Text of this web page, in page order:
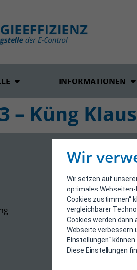
Wir
Wir setzen auf
optimales Webseiten-
Cookies zustimmen“
vergleichbarer
Cookies werden dann
Webseite verbessern
Einstellungen“
Diese Einstellungen
INFORMATIONEN
– Küng Klaus